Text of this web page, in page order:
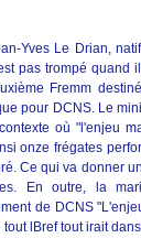
Yves Le Drian,
pas trompé
Fremm
pour DCNS. Le
où "l'enjeu
onze frégates
Ce qui va donner
En outre, la
de DCNS
lBref tout irait